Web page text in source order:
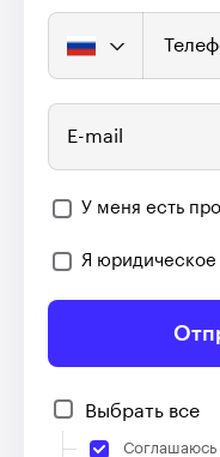
E-mail
У меня есть
Я юридическое
Выбрать все
Соглашаюсь